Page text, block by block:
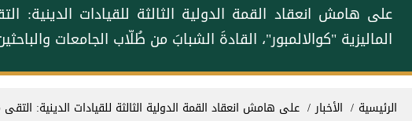
على هامش انعقاد القمة الدولية الثالثة للقيادات
الماليزية "كوالالمبور"، القادةَ الشبابَ من طُلّاب الجامعات
مسار التنقل
الرئيسية الأخبار على هامش انعقاد القمة الدولية الثالثة للقيادات الدينية: